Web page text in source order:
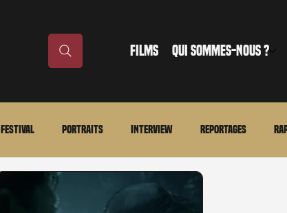
FILMS QUI SOMMES-NOUS ?
Festival Portraits Interview Reportages
Annonce Evénement En bref